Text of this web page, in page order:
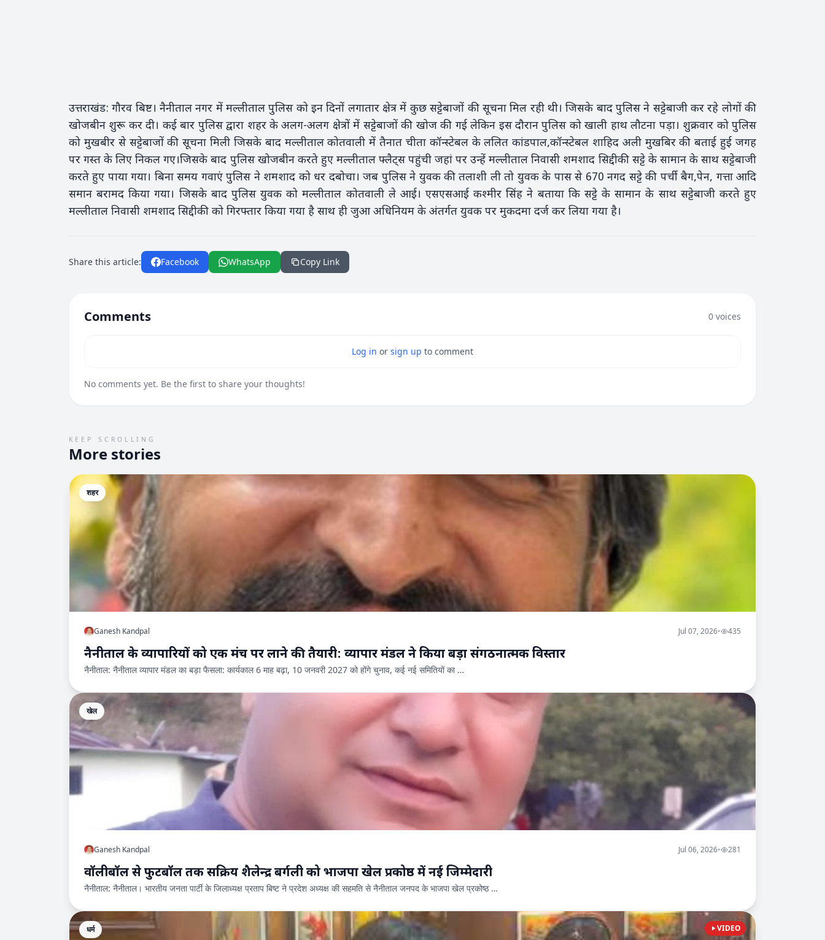
उत्तराखंड: गौरव बिष्ट। नैनीताल नगर में मल्लीताल पुलिस को इन दिनों लगातार क्षेत्र में कुछ सट्टेबाजों की सूचना मिल रही थी। जिसके बाद पुलिस ने सट्टेबाजी कर रहे लोगों की
खोजबीन शुरू कर दी। कई बार पुलिस द्वारा शहर के अलग-अलग क्षेत्रों में सट्टेबाजों की खोज की गई लेकिन इस दौरान पुलिस को खाली हाथ लौटना पड़ा। शुक्रवार को पुलिस
को मुखबीर से सट्टेबाजों की सूचना मिली जिसके बाद मल्लीताल कोतवाली में तैनात चीता कॉन्स्टेबल के ललित कांडपाल,कॉन्स्टेबल शाहिद अली मुखबिर की बताई हुई जगह
पर गस्त के लिए निकल गए।जिसके बाद पुलिस खोजबीन करते हुए मल्लीताल फ्लैट्स पहुंची जहां पर उन्हें मल्लीताल निवासी शमशाद सिद्दीकी सट्टे के सामान के साथ सट्टेबाजी
करते हुए पाया गया। बिना समय गवाएं पुलिस ने शमशाद को धर दबोचा। जब पुलिस ने युवक की तलाशी ली तो युवक के पास से 670 नगद सट्टे की पर्ची बैग,पेन, गत्ता आदि
समान बरामद किया गया। जिसके बाद पुलिस युवक को मल्लीताल कोतवाली ले आई। एसएसआई कश्मीर सिंह ने बताया कि सट्टे के सामान के साथ सट्टेबाजी करते हुए
मल्लीताल निवासी शमशाद सिद्दीकी को गिरफ्तार किया गया है साथ ही जुआ अधिनियम के अंतर्गत युवक पर मुकदमा दर्ज कर लिया गया है।
Share this article: Facebook WhatsApp Copy Link
Comments 0 voices
Log in or sign up to comment
No comments yet. Be the first to share your thoughts!
KEEP SCROLLING
More stories
शहर
Ganesh Kandpal Jul 07, 2026• 435
नैनीताल के व्यापारियों को एक मंच पर लाने की तैयारी: व्यापार मंडल ने किया बड़ा संगठनात्मक विस्तार
नैनीताल: नैनीताल व्यापार मंडल का बड़ा फैसला: कार्यकाल 6 माह बढ़ा, 10 जनवरी 2027 को होंगे चुनाव, कई नई समितियों का …
खेल
Ganesh Kandpal Jul 06, 2026• 281
वॉलीबॉल से फुटबॉल तक सक्रिय शैलेन्द्र बर्गली को भाजपा खेल प्रकोष्ठ में नई जिम्मेदारी
नैनीताल: नैनीताल। भारतीय जनता पार्टी के जिलाध्यक्ष प्रताप बिष्ट ने प्रदेश अध्यक्ष की सहमति से नैनीताल जनपद के भाजपा खेल प्रकोष्ठ …
VIDEO
धर्म